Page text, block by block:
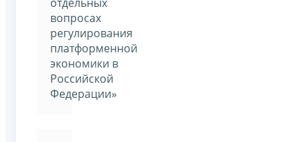
отдельных
вопросах
регулирования
платформенной
экономики в
Российской
Федерации»